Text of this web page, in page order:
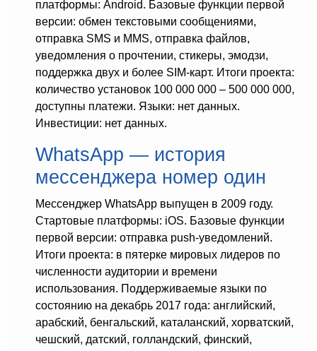
платформы: Android. Базовые функции первой
версии: обмен текстовыми сообщениями,
отправка SMS и MMS, отправка файлов,
уведомления о прочтении, стикеры, эмодзи,
поддержка двух и более SIM-карт. Итоги проекта:
количество установок 100 000 000 – 500 000 000,
доступны платежи. Языки: нет данных.
Инвестиции: нет данных.
WhatsApp — история
мессенджера номер один
Мессенджер WhatsApp выпущен в 2009 году.
Стартовые платформы: iOS. Базовые функции
первой версии: отправка push-уведомлений.
Итоги проекта: в пятерке мировых лидеров по
численности аудитории и времени
использования. Поддерживаемые языки по
состоянию на декабрь 2017 года: английский,
арабский, бенгальский, каталанский, хорватский,
чешский, датский, голландский, финский,